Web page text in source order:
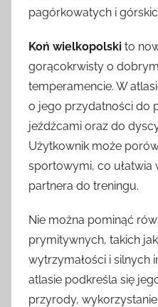
pagórkowatych i
Koń wielkopolski to
gorącokrwisty o
temperamencie. W
o jego przydatności do
jeźdźcami oraz do
Użytkownik może
sportowymi, co
partnera do treningu.
Nie można pominąć
prymitywnych, takich jak
wytrzymałości i silnych
atlasie podkreśla się
przyrody,